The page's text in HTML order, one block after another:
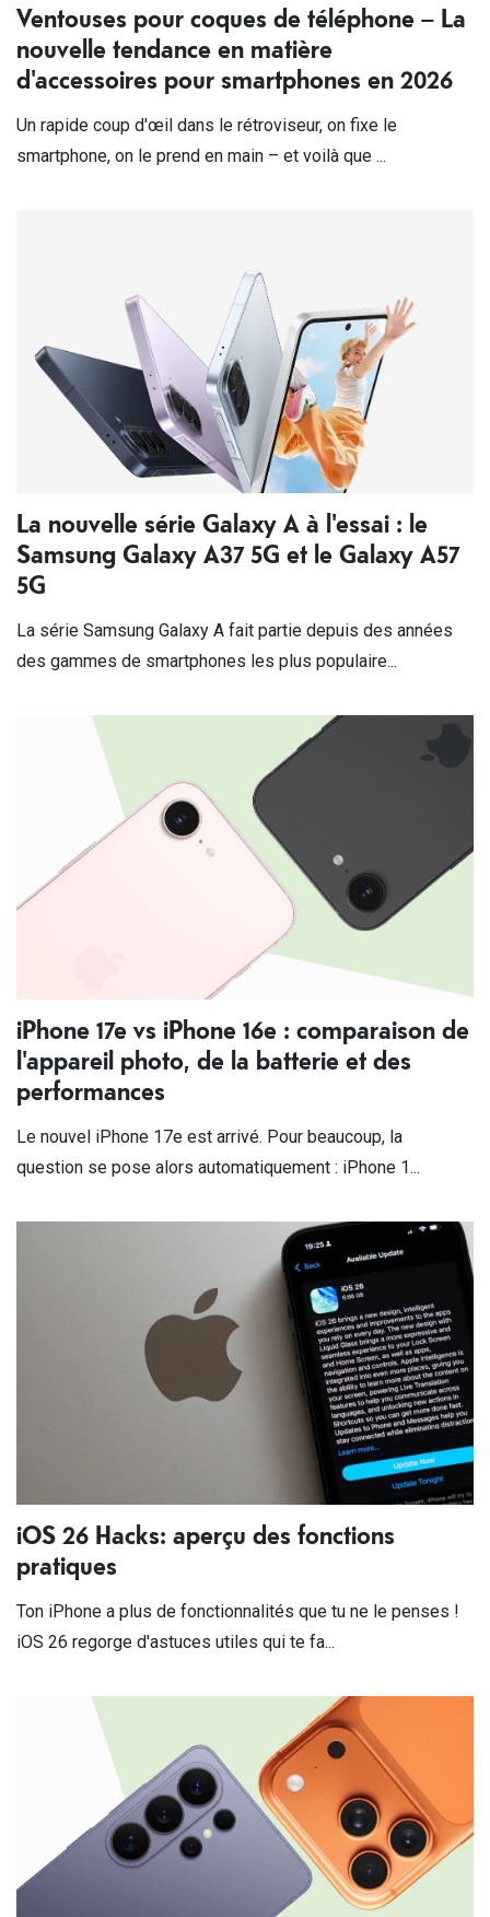
Ventouses pour coques de téléphone – La
nouvelle tendance en matière
d'accessoires pour smartphones en 2026
Un rapide coup d'œil dans le rétroviseur, on fixe le
smartphone, on le prend en main – et voilà que ...
La nouvelle série Galaxy A à l'essai : le
Samsung Galaxy A37 5G et le Galaxy A57
5G
La série Samsung Galaxy A fait partie depuis des années
des gammes de smartphones les plus populaire...
iPhone 17e vs iPhone 16e : comparaison de
l'appareil photo, de la batterie et des
performances
Le nouvel iPhone 17e est arrivé. Pour beaucoup, la
question se pose alors automatiquement : iPhone 1...
iOS 26 Hacks: aperçu des fonctions
pratiques
Ton iPhone a plus de fonctionnalités que tu ne le penses !
iOS 26 regorge d'astuces utiles qui te fa...